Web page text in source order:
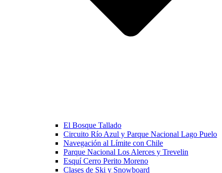
El Bosque Tallado
Circuito Río Azul y Parque Nacional Lago Puelo
Navegación al Límite con Chile
Parque Nacional Los Alerces y Trevelin
Esquí Cerro Perito Moreno
Clases de Ski y Snowboard